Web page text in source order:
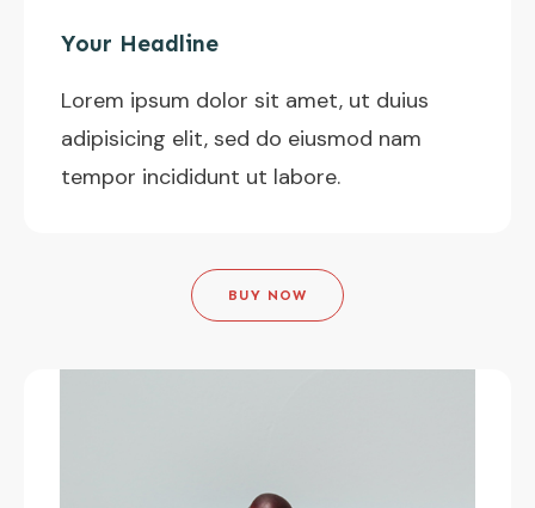
Your Headline
Lorem ipsum dolor sit amet, ut duius
adipisicing elit, sed do eiusmod nam
tempor incididunt ut labore.
BUY NOW